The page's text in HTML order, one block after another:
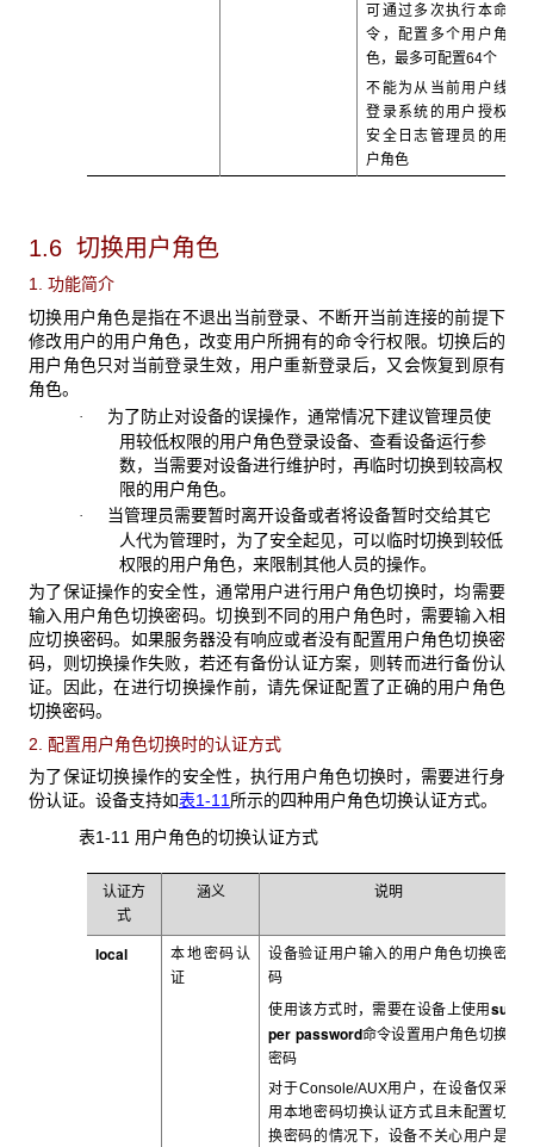
可通过多次执行本命
令，配置多个用户角
色，最多可配置64个
不能为从当前用户线
登录系统的用户授权
安全日志管理员的用
户角色
1.6 切换用户角色
1. 功能简介
切换用户角色是指在不退出当前登录、不断开当前连接的前提下
修改用户的用户角色，改变用户所拥有的命令行权限。切换后的
用户角色只对当前登录生效，用户重新登录后，又会恢复到原有
角色。
· 为了防止对设备的误操作，通常情况下建议管理员使
用较低权限的用户角色登录设备、查看设备运行参
数，当需要对设备进行维护时，再临时切换到较高权
限的用户角色。
· 当管理员需要暂时离开设备或者将设备暂时交给其它
人代为管理时，为了安全起见，可以临时切换到较低
权限的用户角色，来限制其他人员的操作。
为了保证操作的安全性，通常用户进行用户角色切换时，均需要
输入用户角色切换密码。切换到不同的用户角色时，需要输入相
应切换密码。如果服务器没有响应或者没有配置用户角色切换密
码，则切换操作失败，若还有备份认证方案，则转而进行备份认
证。因此，在进行切换操作前，请先保证配置了正确的用户角色
切换密码。
2. 配置用户角色切换时的认证方式
为了保证切换操作的安全性，执行用户角色切换时，需要进行身
份认证。设备支持如表1-11所示的四种用户角色切换认证方式。
表1-11 用户角色的切换认证方式
认证方
式
涵义 说明
local
本地密码认
证
设备验证用户输入的用户角色切换密
码
使用该方式时，需要在设备上使用 su
per password命令设置用户角色切换
密码
对于Console/AUX用户，在设备仅采
用本地密码切换认证方式且未配置切
换密码的情况下，设备不关心用户是